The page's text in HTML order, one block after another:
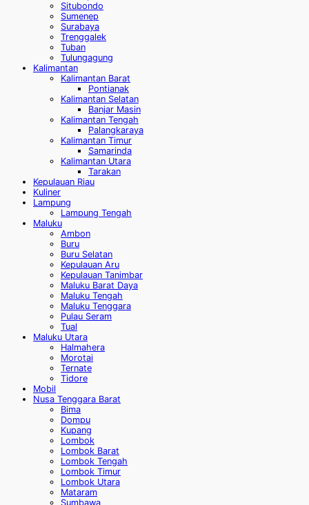
Situbondo
Sumenep
Surabaya
Trenggalek
Tuban
Tulungagung
Kalimantan
Kalimantan Barat
Pontianak
Kalimantan Selatan
Banjar Masin
Kalimantan Tengah
Palangkaraya
Kalimantan Timur
Samarinda
Kalimantan Utara
Tarakan
Kepulauan Riau
Kuliner
Lampung
Lampung Tengah
Maluku
Ambon
Buru
Buru Selatan
Kepulauan Aru
Kepulauan Tanimbar
Maluku Barat Daya
Maluku Tengah
Maluku Tenggara
Pulau Seram
Tual
Maluku Utara
Halmahera
Morotai
Ternate
Tidore
Mobil
Nusa Tenggara Barat
Bima
Dompu
Kupang
Lombok
Lombok Barat
Lombok Tengah
Lombok Timur
Lombok Utara
Mataram
Sumbawa